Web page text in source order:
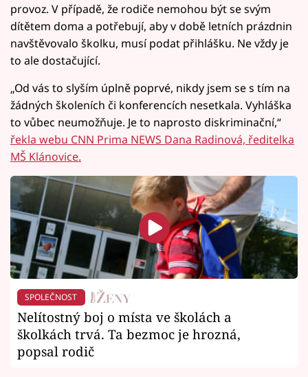
provoz. V případě, že rodiče nemohou být se svým
dítětem doma a potřebují, aby v době letních prázdnin
navštěvovalo školku, musí podat přihlášku. Ne vždy je
to ale dostačující.
„Od vás to slyším úplně poprvé, nikdy jsem se s tím na
žádných školeních či konferencích nesetkala. Vyhláška
to vůbec neumožňuje. Je to naprosto diskriminační,“
řekla webu CNN Prima NEWS Dana Radinová, ředitelka
MŠ Klánovice.
SPOLEČNOST
Nelítostný boj o místa ve školách a
školkách trvá. Ta bezmoc je hrozná,
popsal rodič